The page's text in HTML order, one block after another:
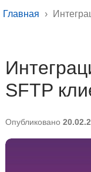
Главная
SFTP
Опубликовано